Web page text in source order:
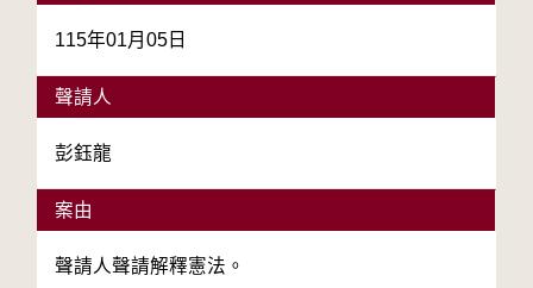
115年01月05日
聲請人
彭鈺龍
案由
聲請人聲請解釋憲法。